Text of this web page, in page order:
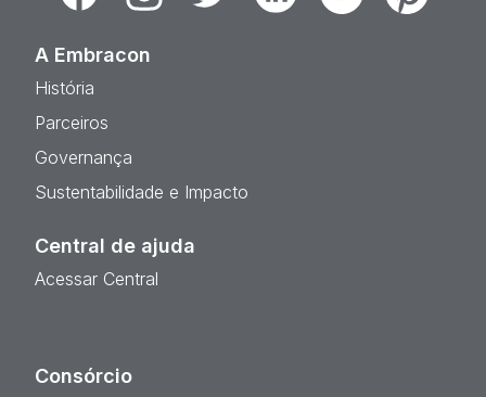
A Embracon
História
Parceiros
Governança
Sustentabilidade e Impacto
Central de ajuda
Acessar Central
Consórcio